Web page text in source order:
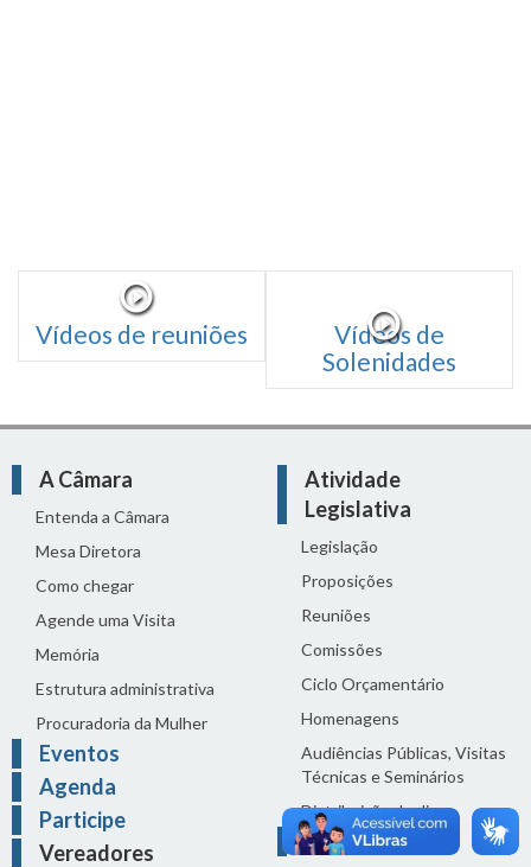
Vídeos de reuniões
Vídeos de
Solenidades
A Câmara
Entenda a Câmara
Mesa Diretora
Como chegar
Agende uma Visita
Memória
Estrutura administrativa
Procuradoria da Mulher
Eventos
Agenda
Participe
Vereadores
Atividade
Legislativa
Legislação
Proposições
Reuniões
Comissões
Ciclo Orçamentário
Homenagens
Audiências Públicas, Visitas
Técnicas e Seminários
Distribuição do dia
Comunicação